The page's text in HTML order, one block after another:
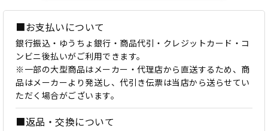
■お支払いについて
銀行振込・ゆうちょ銀行・商品代引・クレジットカード・コ
ンビニ後払いがご利用できます。
※一部の大型商品はメーカー・代理店から直送するため、商
品はメーカーより発送し、代引き伝票は当店から送らせてい
ただく場合がございます。
■返品・交換について